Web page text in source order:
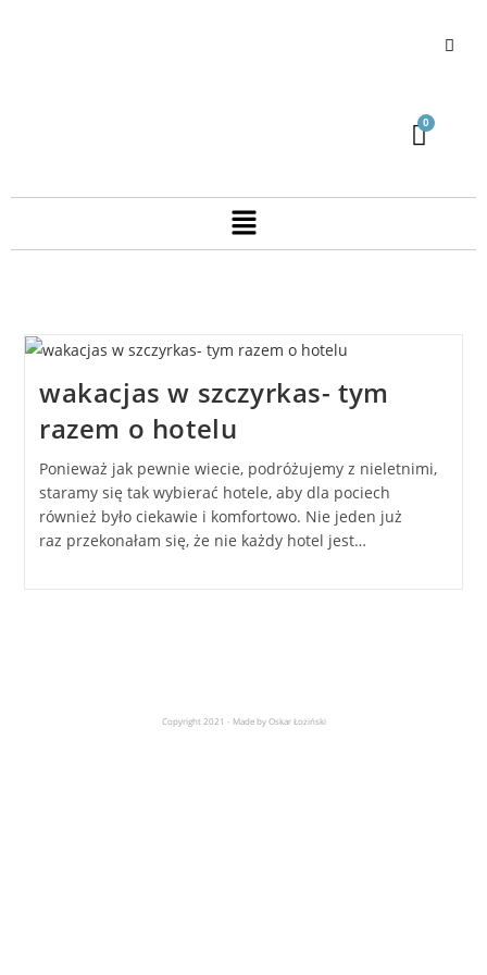
wakacjas w szczyrkas- tym
razem o hotelu
Ponieważ jak pewnie wiecie, podróżujemy z nieletnimi,
staramy się tak wybierać hotele, aby dla pociech
również było ciekawie i komfortowo. Nie jeden już
raz przekonałam się, że nie każdy hotel jest…
Copyright 2021 - Made by Oskar Łoziński